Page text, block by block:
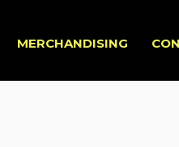
MERCHANDISING